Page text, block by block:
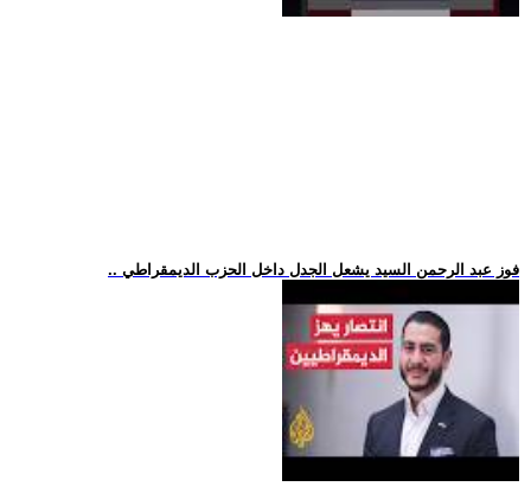
.. فوز عبد الرحمن السيد يشعل الجدل داخل الحزب الديمقراطي